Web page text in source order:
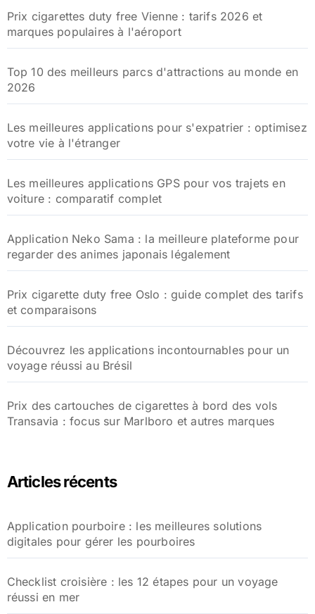
Prix cigarettes duty free Vienne : tarifs 2026 et
marques populaires à l'aéroport
Top 10 des meilleurs parcs d'attractions au monde en
2026
Les meilleures applications pour s'expatrier : optimisez
votre vie à l'étranger
Les meilleures applications GPS pour vos trajets en
voiture : comparatif complet
Application Neko Sama : la meilleure plateforme pour
regarder des animes japonais légalement
Prix cigarette duty free Oslo : guide complet des tarifs
et comparaisons
Découvrez les applications incontournables pour un
voyage réussi au Brésil
Prix des cartouches de cigarettes à bord des vols
Transavia : focus sur Marlboro et autres marques
Articles récents
Application pourboire : les meilleures solutions
digitales pour gérer les pourboires
Checklist croisière : les 12 étapes pour un voyage
réussi en mer